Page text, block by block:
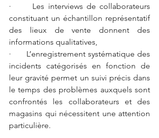
·      Les interviews de collaborateurs
constituant un échantillon représentatif
des lieux de vente donnent des
informations qualitatives,
·      L’enregistrement systématique des
incidents catégorisés en fonction de
leur gravité permet un suivi précis dans
le temps des problèmes auxquels sont
confrontés les collaborateurs et des
magasins qui nécessitent une attention
particulière.